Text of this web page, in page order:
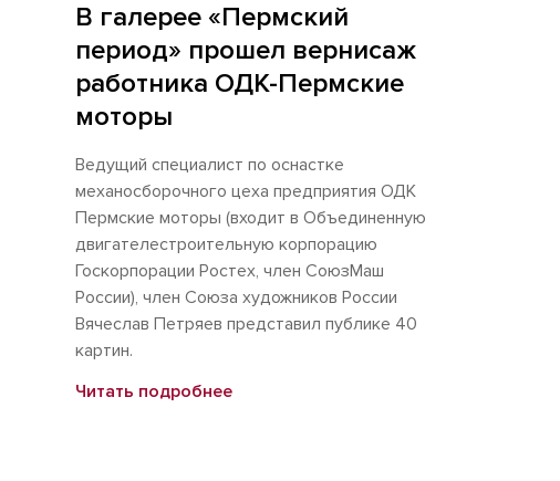
В галерее «Пермский
период» прошел вернисаж
работника ОДК-Пермские
моторы
Ведущий специалист по оснастке
механосборочного цеха предприятия ОДК
Пермские моторы (входит в Объединенную
двигателестроительную корпорацию
Госкорпорации Ростех, член СоюзМаш
России), член Союза художников России
Вячеслав Петряев представил публике 40
картин.
Читать подробнее